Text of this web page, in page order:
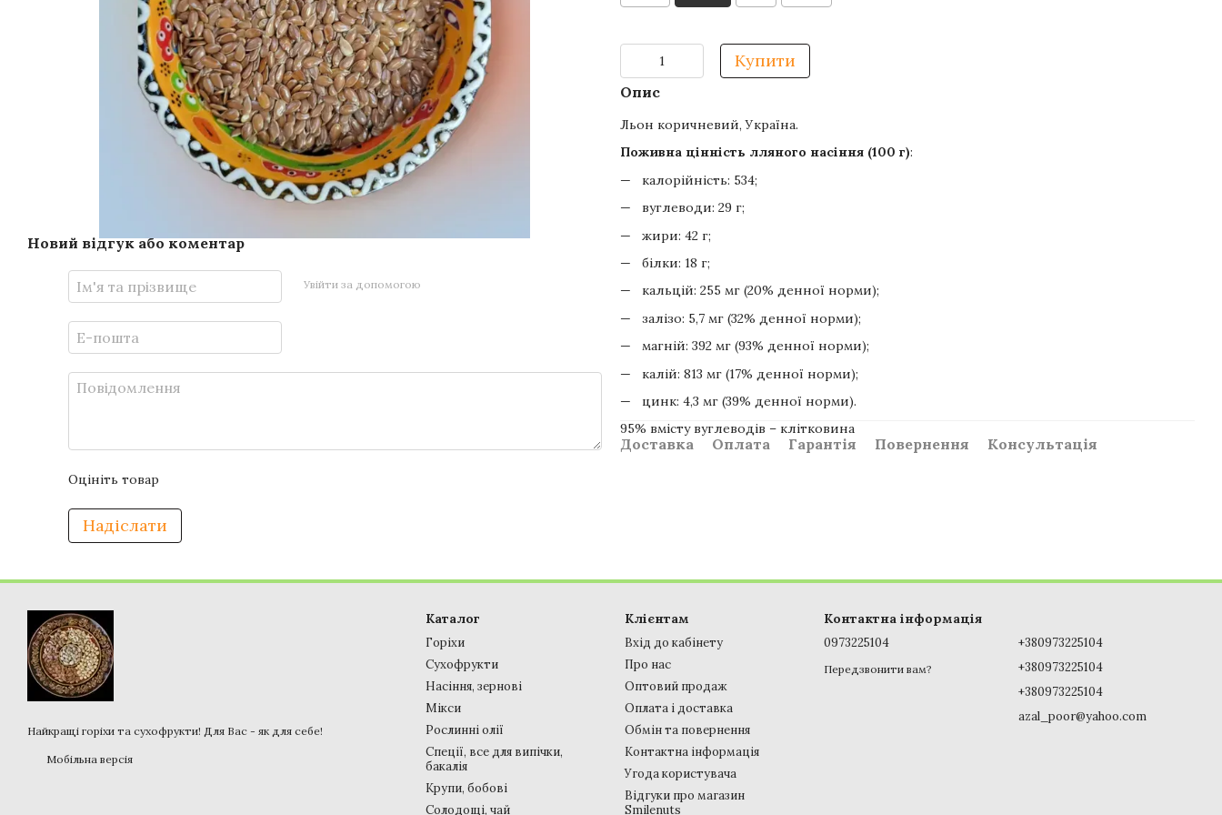
Новий відгук або коментар
Увійти за допомогою
Оцініть товар
Надіслати
Купити
Опис
Льон коричневий, Україна.
Поживна цінність лляного насіння (100 г):
калорійність: 534;
вуглеводи: 29 г;
жири: 42 г;
білки: 18 г;
кальцій: 255 мг (20% денної норми);
залізо: 5,7 мг (32% денної норми);
магній: 392 мг (93% денної норми);
калій: 813 мг (17% денної норми);
цинк: 4,3 мг (39% денної норми).
95% вмісту вуглеводів – клітковина
Доставка Оплата Гарантія Повернення Консультація
Найкращі горіхи та сухофрукти! Для Вас - як для себе!
Мобільна версія
Каталог
Горіхи
Сухофрукти
Насіння, зернові
Мікси
Рослинні олії
Спеції, все для випічки,
бакалія
Крупи, бобові
Солодощі, чай
Клієнтам
Вхід до кабінету
Про нас
Оптовий продаж
Оплата і доставка
Обмін та повернення
Контактна інформація
Угода користувача
Відгуки про магазин
Smilenuts
Контактна інформація
0973225104
Передзвонити вам?
+380973225104
+380973225104
+380973225104
azal_poor@yahoo.com